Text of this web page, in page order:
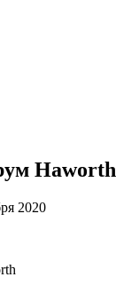
Haworth
2020